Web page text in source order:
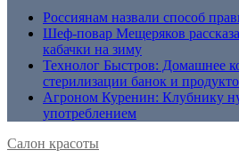
Россиянам назвали способ
Шеф-повар Мещеряков
кабачки на зиму
Технолог Быстров: Домашнее
стерилизации банок и
Агроном Куренин: Клубнику
употреблением
Салон красоты